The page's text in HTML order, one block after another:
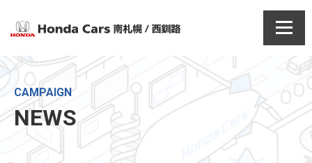
CAMPAIGN
NEWS